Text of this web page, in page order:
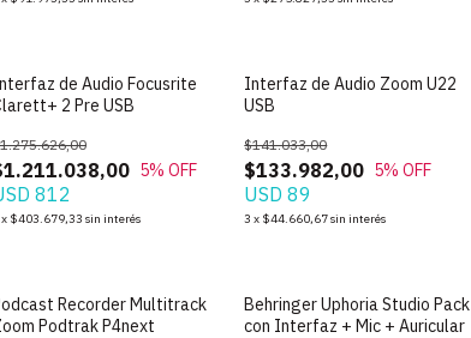
de Audio Focusrite
2 Pre USB
5% OFF
812
x $403.679,33 sin interés
Interfaz de Audio Zoom U22
USB
$133.982,00
$141.033,00
5% OFF
USD 89
3 x $44.660,67sin interés
SIN STOCKRecorder Multitrack
Podtrak P4next
SIN STOCK
Behringer Uphoria Studio Pack
con Interfaz + Mic + Auricular